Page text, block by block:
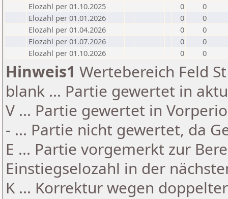
Elozahl per 01.10.2025
0
0
Elozahl per 01.01.2026
0
0
Elozahl per 01.04.2026
0
0
Elozahl per 01.07.2026
0
0
Elozahl per 01.10.2026
0 0
Hinweis1 Wertebereich Feld
blank ... Partie gewertet in
V ... Partie gewertet in
- ... Partie nicht gewertet, da
E ... Partie vorgemerkt zur
Einstiegselozahl in der
K ... Korrektur wegen